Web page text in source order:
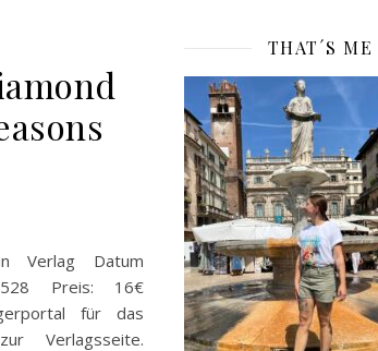
Verlag Datum
528 Preis: 16€
für das
Verlagsseite.
THAT´S ME